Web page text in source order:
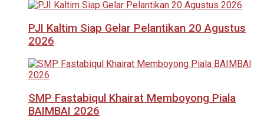
PJI Kaltim Siap Gelar Pelantikan 20 Agustus
2026
SMP Fastabiqul Khairat Memboyong Piala
BAIMBAI 2026